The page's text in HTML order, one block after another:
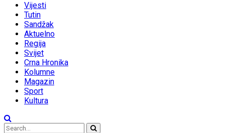
Vijesti
Tutin
Sandžak
Aktuelno
Regija
Svijet
Crna Hronika
Kolumne
Magazin
Sport
Kultura